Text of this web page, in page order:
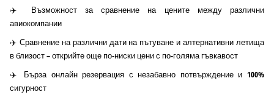
✈️ Възможност за сравнение на цените между различни
авиокомпании
✈️ Сравнение на различни дати на пътуване и алтернативни летища
в близост – открийте още по-ниски цени с по-голяма гъвкавост
✈️ Бърза онлайн резервация с незабавно потвърждение и 100%
сигурност